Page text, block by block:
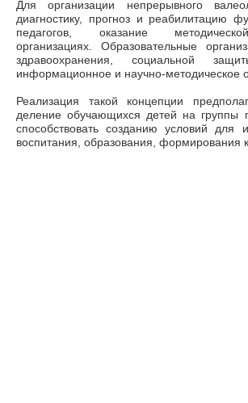
Для организации непрерывного
диагностику, прогноз и реабилитацию
педагогов, оказание
организациях. Образовательные
здравоохранения, социальной
информационное и научно-методическое
Реализация такой концепции
деление обучающихся детей на группы
способствовать созданию условий для
воспитания, образования, формирования